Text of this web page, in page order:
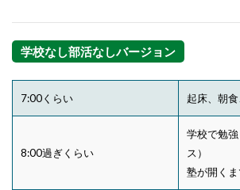
学校なし部活なしバージョン
7:00くらい 起床、朝
8:00過ぎくらい
学校で勉
ス）
塾が開く